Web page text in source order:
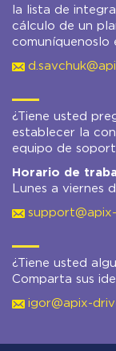
la lista de
cálculo de un
comuníquenoslo
¿Tiene usted
establecer la
equipo de
Horario de
Lunes a viernes
¿Tiene usted
Comparta sus
igor@apix-